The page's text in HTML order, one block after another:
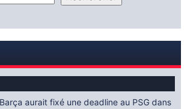
aurait fixé une deadline au PSG dans